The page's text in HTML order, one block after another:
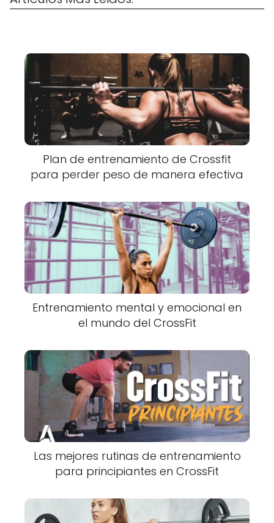
Plan de entrenamiento de Crossfit
para perder peso de manera efectiva
Entrenamiento mental y emocional en
el mundo del CrossFit
Las mejores rutinas de entrenamiento
para principiantes en CrossFit